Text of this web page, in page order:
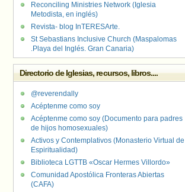
Reconciling Ministries Network (Iglesia
Metodista, en inglés)
Revista- blog InTERESArte.
St Sebastians Inclusive Church (Maspalomas
.Playa del Inglés. Gran Canaria)
Directorio de Iglesias, recursos, libros....
@reverendally
Acéptenme como soy
Acéptenme como soy (Documento para padres
de hijos homosexuales)
Activos y Contemplativos (Monasterio Virtual de
Espiritualidad)
Biblioteca LGTTB «Oscar Hermes Villordo»
Comunidad Apostólica Fronteras Abiertas
(CAFA)